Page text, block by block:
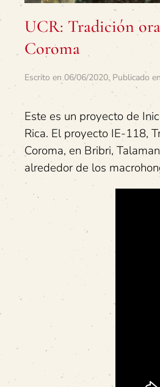
UCR: Tradición
Coroma
Escrito en06/06/2020. Publicado en
Este es un proyecto de
Rica. El proyecto IE-118,
Coroma, en Bribri,
alrededor de los